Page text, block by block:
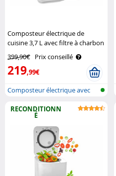
Composteur électrique de
cuisine 3,7 L avec filtre à charbon
actif K-05 Rosenstein & Söhne
399,90€ Prix conseillé
219,99€
Composteur électrique avec
RECONDITIONN
É